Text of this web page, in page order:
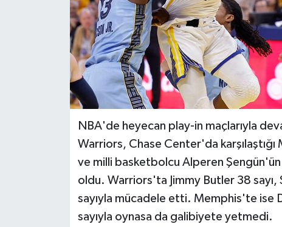
NBA'de heyecan play-in maçlarıyla
Warriors, Chase Center'da
ve milli basketbolcu Alperen
oldu. Warriors'ta Jimmy Butler 38 sayı,
sayıyla mücadele etti. Memphis'te ise
sayıyla oynasa da galibiyete yetmedi.
KURUMSAL